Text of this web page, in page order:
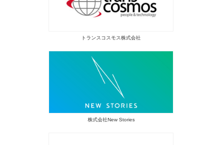
トランスコスモス株式会社
株式会社New Stories